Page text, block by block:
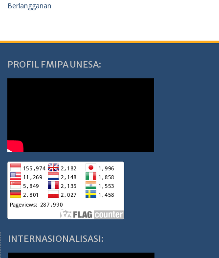
Berlangganan
PROFIL FMIPA UNESA:
INTERNASIONALISASI: